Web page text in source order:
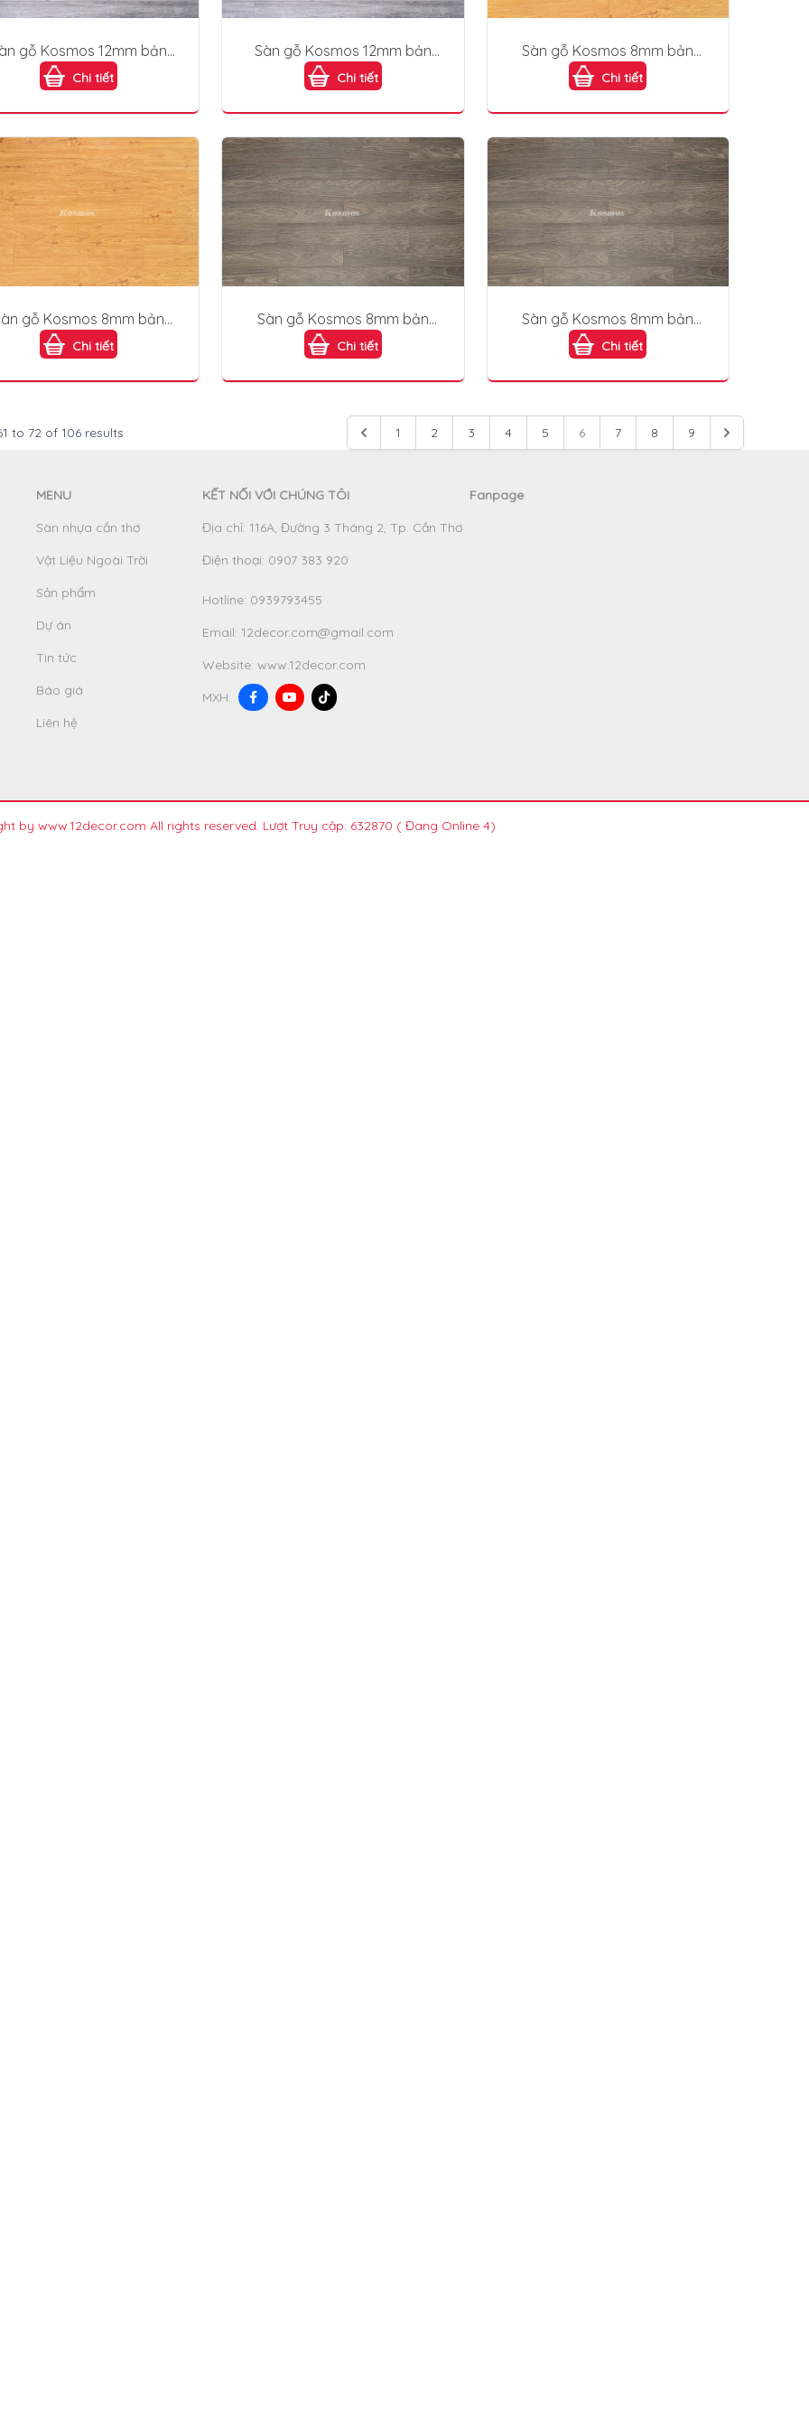
gỗ Kosmos 12mm bản
lớn KB1892
Chi tiết
Sàn gỗ Kosmos 12mm bản
lớn KB1892
Chi tiết
Sàn gỗ Kosmos 8mm bản
nhỏ M190
Chi tiết
gỗ Kosmos 8mm bản
nhỏ M190
Chi tiết
Sàn gỗ Kosmos 8mm bản
nhỏ M191
Chi tiết
Sàn gỗ Kosmos 8mm bản
nhỏ M191
Chi tiết
to 72 of 106 results 1 2 3 4 5 6 7 8 9
MENU
Sàn nhựa cần thơ
Vật Liệu Ngoài Trời
Sản phẩm
Dự án
Tin tức
Báo giá
Liên hệ
KẾT NỐI VỚI CHÚNG TÔI
Địa chỉ: 116A, Đường 3 Tháng 2, Tp. Cần Thơ
Điện thoại: 0907 383 920
Hotline: 0939793455
Email: 12decor.com@gmail.com
Website: www.12decor.com
MXH:
Fanpage
by www.12decor.com All rights reserved. Lượt Truy cập: 632870 ( Đang Online 4)